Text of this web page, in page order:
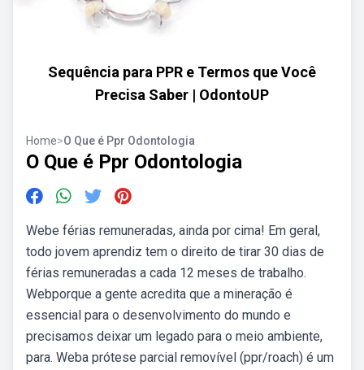
Sequência para PPR e Termos que Você
Precisa Saber | OdontoUP
Home>O Que é Ppr Odontologia
O Que é Ppr Odontologia
Webe férias remuneradas, ainda por cima! Em geral,
todo jovem aprendiz tem o direito de tirar 30 dias de
férias remuneradas a cada 12 meses de trabalho.
Webporque a gente acredita que a mineração é
essencial para o desenvolvimento do mundo e
precisamos deixar um legado para o meio ambiente,
para. Weba prótese parcial removível (ppr/roach) é um